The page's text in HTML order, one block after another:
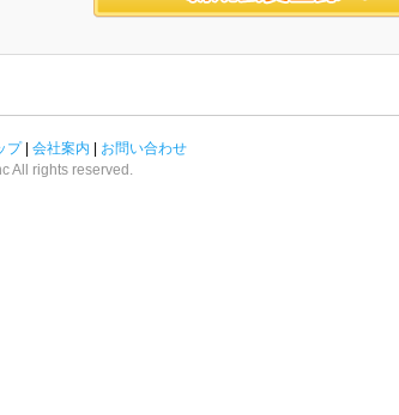
プ| 会社案内
お問い合わせ
All rights reserved.